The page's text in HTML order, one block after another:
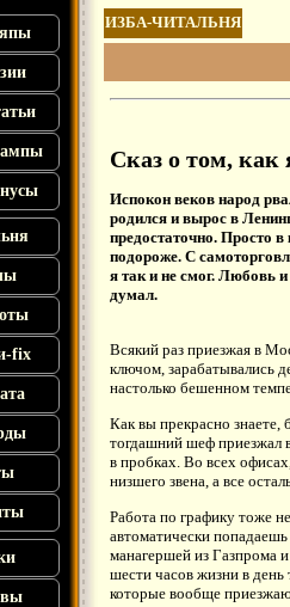
fix
ИЗБА-ЧИТАЛЬНЯ
Сказ о том,
Испокон веков народ
родился и вырос в
предостаточно. Просто в
подороже. С
я так и не смог. Любовь
думал.
Всякий раз приезжая в
ключом, зарабатывались
настолько бешенном
Как вы прекрасно
тогдашний шеф приезжал
в пробках. Во всех
низшего звена, а все
Работа по графику тоже
автоматически
манагершей из Газпрома
шести часов жизни в день
которые вообще